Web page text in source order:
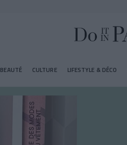
BEAUTÉ CULTURE LIFESTYLE & DÉCO